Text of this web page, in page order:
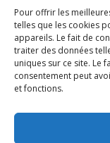
Pour offrir les
telles que les cookies
appareils. Le fait de
traiter des données
uniques sur ce site. Le
consentement peut
et fonctions.